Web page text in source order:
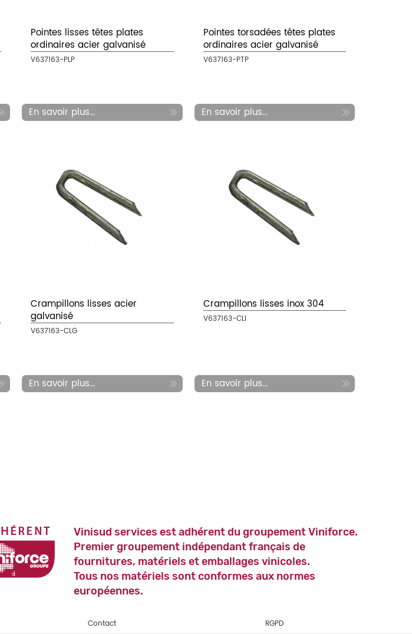
Pointes lisses têtes plates
ordinaires acier galvanisé
V637163-PLP
En savoir plus...
Pointes torsadées têtes plates
ordinaires acier galvanisé
V637163-PTP
En savoir plus...
Crampillons lisses acier
galvanisé
V637163-CLG
En savoir plus...
Crampillons lisses inox 304
V637163-CLI
En savoir plus...
Vinisud services est adhérent du groupement Viniforce.
Premier groupement indépendant français de
fournitures, matériels et emballages vinicoles.
Tous nos matériels sont conformes aux normes
européennes.
Contact RGPD